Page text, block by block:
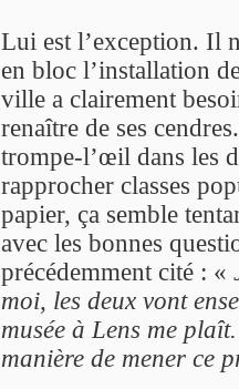
Lui est l’exception. Il
en bloc l’installation
ville a clairement
renaître de ses
trompe-l’œil dans les
rapprocher classes
papier, ça semble
avec les bonnes
précédemment cité : «
moi, les deux vont
musée à Lens me
manière de mener ce